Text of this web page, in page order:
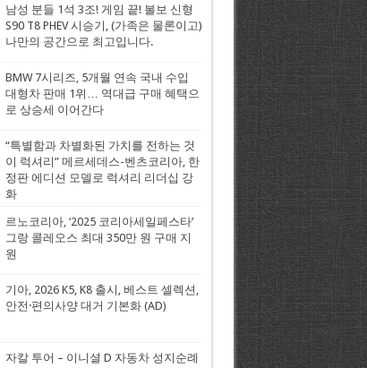
남성 분들 1석 3조! 게임 끝! 볼보 신형
S90 T8 PHEV 시승기, (가족은 물론이고)
나만의 공간으로 최고입니다.
BMW 7시리즈, 5개월 연속 국내 수입
대형차 판매 1위… 역대급 구매 혜택으
로 상승세 이어간다
“특별함과 차별화된 가치를 전하는 것
이 럭셔리” 메르세데스-벤츠코리아, 한
정판 에디션 모델로 럭셔리 리더십 강
화
르노코리아, ‘2025 코리아세일페스타’
그랑 콜레오스 최대 350만 원 구매 지
원
기아, 2026 K5, K8 출시, 베스트 셀렉션,
안전·편의사양 대거 기본화 (AD)
자칼 투어 – 이니셜 D 자동차 성지순례